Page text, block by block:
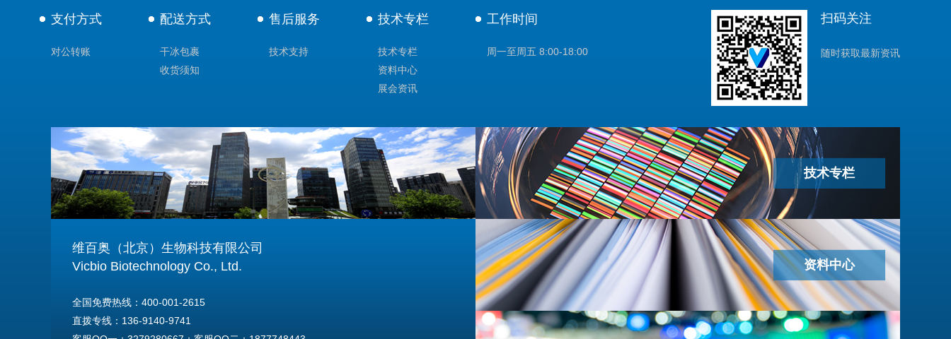
支付方式
对公转账
配送方式
干冰包裹
收货须知
售后服务
技术支持
技术专栏
技术专栏
资料中心
展会资讯
工作时间
周一至周五 8:00-18:00
扫码关注
随时获取最新资讯
维百奥（北京）生物科技有限公司
Vicbio Biotechnology Co., Ltd.
全国免费热线：400-001-2615
直拨专线：136-9140-9741
技术专栏
资料中心